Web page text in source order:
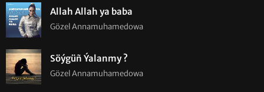
Allah Allah ya baba
Gözel Annamuhamedowa
Söýgüñ Ýalanmy ?
Gözel Annamuhamedowa